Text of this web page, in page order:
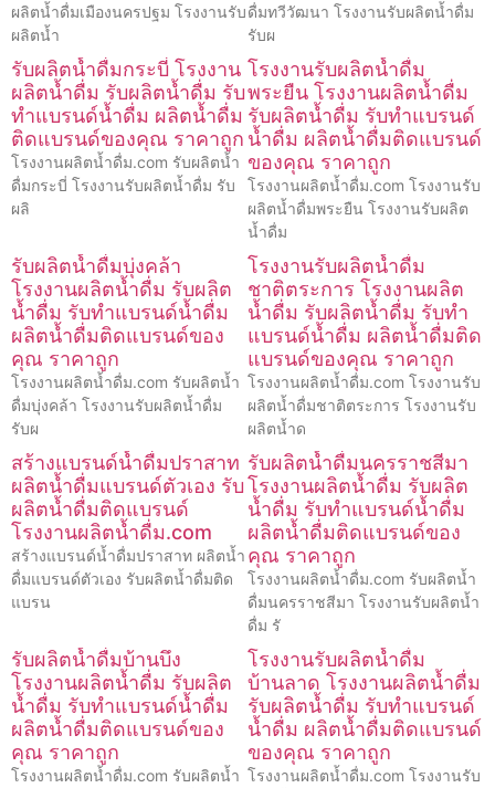
ผลิตน้ำดื่มเมืองนครปฐม โรงงานรับ
ผลิตน้ำ
ดื่มทวีวัฒนา โรงงานรับผลิตน้ำดื่ม
รับผ
รับผลิตน้ำดื่มกระบี่ โรงงาน
ผลิตน้ำดื่ม รับผลิตน้ำดื่ม รับ
ทำแบรนด์น้ำดื่ม ผลิตน้ำดื่ม
ติดแบรนด์ของคุณ ราคาถูก
โรงงานผลิตน้ำดื่ม.com รับผลิตน้ำ
ดื่มกระบี่ โรงงานรับผลิตน้ำดื่ม รับ
ผลิ
โรงงานรับผลิตน้ำดื่ม
พระยืน โรงงานผลิตน้ำดื่ม
รับผลิตน้ำดื่ม รับทำแบรนด์
น้ำดื่ม ผลิตน้ำดื่มติดแบรนด์
ของคุณ ราคาถูก
โรงงานผลิตน้ำดื่ม.com โรงงานรับ
ผลิตน้ำดื่มพระยืน โรงงานรับผลิต
น้ำดื่ม
รับผลิตน้ำดื่มบุ่งคล้า
โรงงานผลิตน้ำดื่ม รับผลิต
น้ำดื่ม รับทำแบรนด์น้ำดื่ม
ผลิตน้ำดื่มติดแบรนด์ของ
คุณ ราคาถูก
โรงงานผลิตน้ำดื่ม.com รับผลิตน้ำ
ดื่มบุ่งคล้า โรงงานรับผลิตน้ำดื่ม
รับผ
โรงงานรับผลิตน้ำดื่ม
ชาติตระการ โรงงานผลิต
น้ำดื่ม รับผลิตน้ำดื่ม รับทำ
แบรนด์น้ำดื่ม ผลิตน้ำดื่มติด
แบรนด์ของคุณ ราคาถูก
โรงงานผลิตน้ำดื่ม.com โรงงานรับ
ผลิตน้ำดื่มชาติตระการ โรงงานรับ
ผลิตน้ำด
สร้างแบรนด์น้ำดื่มปราสาท
ผลิตน้ำดื่มแบรนด์ตัวเอง รับ
ผลิตน้ำดื่มติดแบรนด์
โรงงานผลิตน้ำดื่ม.com
สร้างแบรนด์น้ำดื่มปราสาท ผลิตน้ำ
ดื่มแบรนด์ตัวเอง รับผลิตน้ำดื่มติด
แบรน
รับผลิตน้ำดื่มนครราชสีมา
โรงงานผลิตน้ำดื่ม รับผลิต
น้ำดื่ม รับทำแบรนด์น้ำดื่ม
ผลิตน้ำดื่มติดแบรนด์ของ
คุณ ราคาถูก
โรงงานผลิตน้ำดื่ม.com รับผลิตน้ำ
ดื่มนครราชสีมา โรงงานรับผลิตน้ำ
ดื่ม รั
รับผลิตน้ำดื่มบ้านบึง
โรงงานผลิตน้ำดื่ม รับผลิต
น้ำดื่ม รับทำแบรนด์น้ำดื่ม
ผลิตน้ำดื่มติดแบรนด์ของ
คุณ ราคาถูก
โรงงานผลิตน้ำดื่ม.com รับผลิตน้ำ
โรงงานรับผลิตน้ำดื่ม
บ้านลาด โรงงานผลิตน้ำดื่ม
รับผลิตน้ำดื่ม รับทำแบรนด์
น้ำดื่ม ผลิตน้ำดื่มติดแบรนด์
ของคุณ ราคาถูก
โรงงานผลิตน้ำดื่ม.com โรงงานรับ